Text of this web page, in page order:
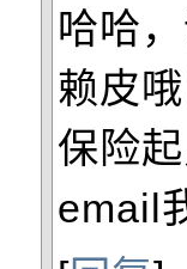
哈哈
赖皮哦
保险
email